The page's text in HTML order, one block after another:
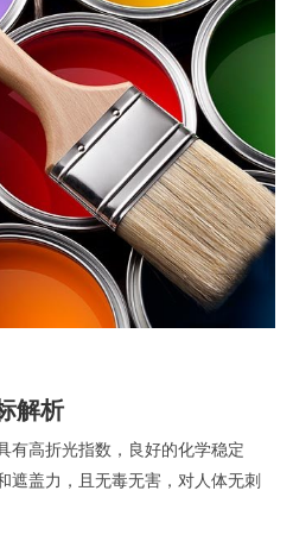
解析
有高折光指数，良好的化学稳定
遮盖力，且无毒无害，对人体无刺